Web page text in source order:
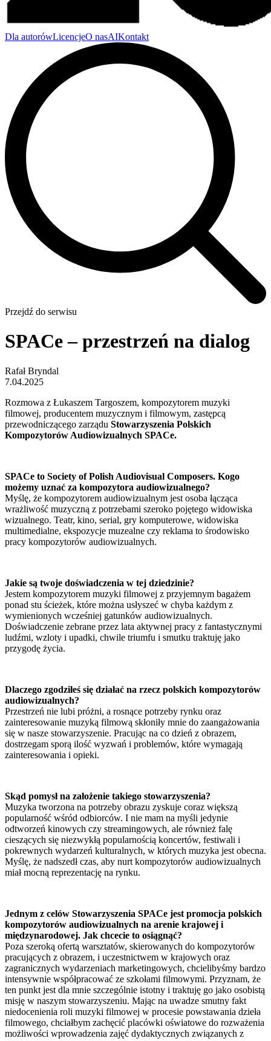
Dla autorówLicencjeO nasAIKontakt
Przejdź do serwisu
SPACe – przestrzeń na dialog
Rafał Bryndal
7.04.2025
Rozmowa z Łukaszem Targoszem, kompozytorem muzyki
filmowej, producentem muzycznym i filmowym, zastępcą
przewodniczącego zarządu Stowarzyszenia Polskich
Kompozytorów Audiowizualnych SPACe.
SPACe to Society of Polish Audiovisual Composers. Kogo
możemy uznać za kompozytora audiowizualnego?
Myślę, że kompozytorem audiowizualnym jest osoba łącząca
wrażliwość muzyczną z potrzebami szeroko pojętego widowiska
wizualnego. Teatr, kino, serial, gry komputerowe, widowiska
multimedialne, ekspozycje muzealne czy reklama to środowisko
pracy kompozytorów audiowizualnych.
Jakie są twoje doświadczenia w tej dziedzinie?
Jestem kompozytorem muzyki filmowej z przyjemnym bagażem
ponad stu ścieżek, które można usłyszeć w chyba każdym z
wymienionych wcześniej gatunków audiowizualnych.
Doświadczenie zebrane przez lata aktywnej pracy z fantastycznymi
ludźmi, wzloty i upadki, chwile triumfu i smutku traktuję jako
przygodę życia.
Dlaczego zgodziłeś się działać na rzecz polskich kompozytorów
audiowizualnych?
Przestrzeń nie lubi próżni, a rosnące potrzeby rynku oraz
zainteresowanie muzyką filmową skłoniły mnie do zaangażowania
się w nasze stowarzyszenie. Pracując na co dzień z obrazem,
dostrzegam sporą ilość wyzwań i problemów, które wymagają
zainteresowania i opieki.
Skąd pomysł na założenie takiego stowarzyszenia?
Muzyka tworzona na potrzeby obrazu zyskuje coraz większą
popularność wśród odbiorców. I nie mam na myśli jedynie
odtworzeń kinowych czy streamingowych, ale również falę
cieszących się niezwykłą popularnością koncertów, festiwali i
pokrewnych wydarzeń kulturalnych, w których muzyka jest obecna.
Myślę, że nadszedł czas, aby nurt kompozytorów audiowizualnych
miał mocną reprezentację na rynku.
Jednym z celów Stowarzyszenia SPACe jest promocja polskich
kompozytorów audiowizualnych na arenie krajowej i
międzynarodowej. Jak chcecie to osiągnąć?
Poza szeroką ofertą warsztatów, skierowanych do kompozytorów
pracujących z obrazem, i uczestnictwem w krajowych oraz
zagranicznych wydarzeniach marketingowych, chcielibyśmy bardzo
intensywnie współpracować ze szkołami filmowymi. Przyznam, że
ten punkt jest dla mnie szczególnie istotny i traktuję go jako osobistą
misję w naszym stowarzyszeniu. Mając na uwadze smutny fakt
niedocenienia roli muzyki filmowej w procesie powstawania dzieła
filmowego, chciałbym zachęcić placówki oświatowe do rozważenia
możliwości wprowadzenia zajęć dydaktycznych związanych z